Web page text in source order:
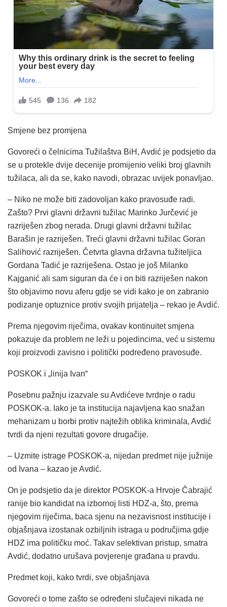
Smjene bez promjena
Govoreći o čelnicima Tužilaštva BiH, Avdić je podsjetio da
se u protekle dvije decenije promijenio veliki broj glavnih
tužilaca, ali da se, kako navodi, obrazac uvijek ponavljao.
– Niko ne može biti zadovoljan kako pravosuđe radi.
Zašto? Prvi glavni državni tužilac Marinko Jurčević je
razriješen zbog nerada. Drugi glavni državni tužilac
Barašin je razriješen. Treći glavni državni tužilac Goran
Salihović razriješen. Četvrta glavna državna tužiteljica
Gordana Tadić je razriješena. Ostao je još Milanko
Kajganić ali sam siguran da će i on biti razriješen nakon
što objavimo novu aferu gdje se vidi kako je on zabranio
podizanje optuznice protiv svojih prijatelja – rekao je Avdić.
Prema njegovim riječima, ovakav kontinuitet smjena
pokazuje da problem ne leži u pojedincima, već u sistemu
koji proizvodi zavisno i politički podređeno pravosuđe.
POSKOK i „linija Ivan“
Posebnu pažnju izazvale su Avdićeve tvrdnje o radu
POSKOK-a. Iako je ta institucija najavljena kao snažan
mehanizam u borbi protiv najtežih oblika kriminala, Avdić
tvrdi da njeni rezultati govore drugačije.
– Uzmite istrage POSKOK-a, nijedan predmet nije južnije
od Ivana – kazao je Avdić.
On je podsjetio da je direktor POSKOK-a Hrvoje Čabrajić
ranije bio kandidat na izbornoj listi HDZ-a, što, prema
njegovim riječima, baca sjenu na nezavisnost institucije i
objašnjava izostanak ozbiljnih istraga u područjima gdje
HDZ ima političku moć. Takav selektivan pristup, smatra
Avdić, dodatno urušava povjerenje građana u pravdu.
Predmet koji, kako tvrdi, sve objašnjava
Govoreći o tome zašto se određeni slučajevi nikada ne